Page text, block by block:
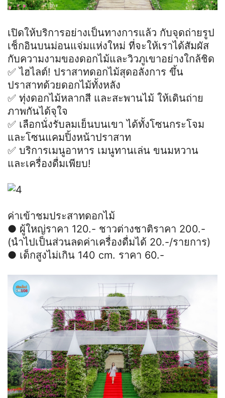
เปิดให้บริการอย่างเป็นทางการแล้ว กับจุดถ่ายรูป
เช็กอินบนม่อนแจ่มแห่งใหม่ ที่จะให้เราได้สัมผัส
กับความงามของดอกไม้และวิวภูเขาอย่างใกล้ชิด
✅ ไฮไลต์! ปราสาทดอกไม้สุดอลังการ ขึ้น
ปราสาทด้วยดอกไม้ทั้งหลัง
✅ ทุ่งดอกไม้หลากสี และสะพานไม้ ให้เดินถ่าย
ภาพกันได้จุใจ
✅ เลือกนั่งรับลมเย็นบนเขา ได้ทั้งโซนกระโจม
และโซนแคมปิ้งหน้าปราสาท
✅ บริการเมนูอาหาร เมนูทานเล่น ขนมหวาน
และเครื่องดื่มเพียบ!
ค่าเข้าชมประสาทดอกไม้
● ผู้ใหญ่ราคา 120.- ชาวต่างชาติราคา 200.-
(นำไปเป็นส่วนลดค่าเครื่องดื่มได้ 20.-/รายการ)
● เด็กสูงไม่เกิน 140 cm. ราคา 60.-